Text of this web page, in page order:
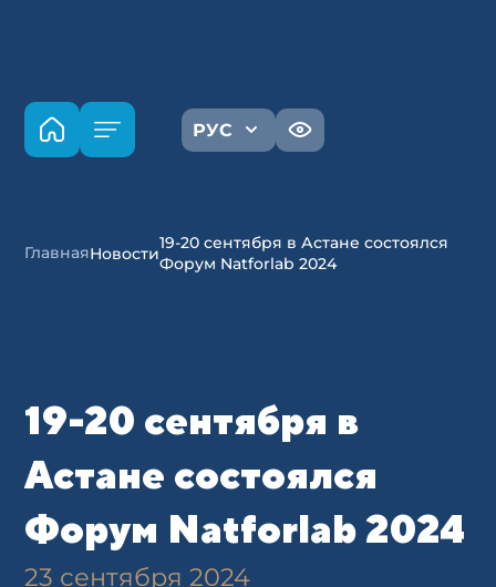
РУС
ГлавнаяНовости
19-20 сентября в Астане состоялся
Форум Natforlab 2024
19-20 сентября в
Астане состоялся
Форум Natforlab 2024
23 сентября 2024